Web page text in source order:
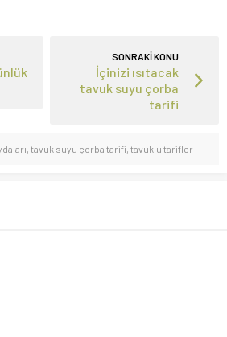
SONRAKİ KONU
İçinizi ısıtacak
tavuk suyu çorba
tarifi
, tavuk suyu çorba tarifi, tavuklu tarifler